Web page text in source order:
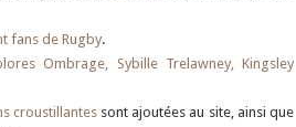
fans de Rugby.
Ombrage, Sybille Trelawney, Kingsley
croustillantessont ajoutées au site, ainsi que